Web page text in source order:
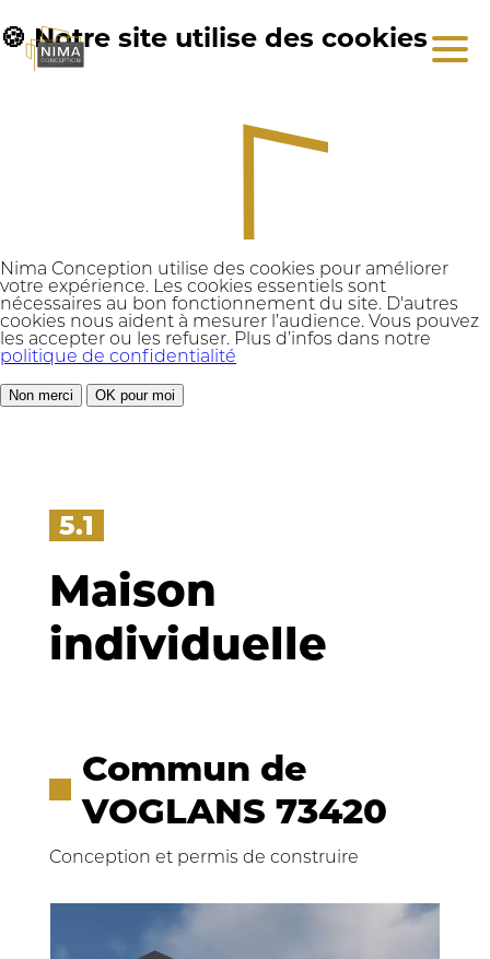
🍪 Notre site utilise des cookies
Nima Conception utilise des cookies pour améliorer
votre expérience. Les cookies essentiels sont
nécessaires au bon fonctionnement du site. D'autres
cookies nous aident à mesurer l’audience. Vous pouvez
les accepter ou les refuser. Plus d’infos dans notre
politique de confidentialité
Non merci OK pour moi
5.1
Maison
individuelle
Commun de
VOGLANS 73420
Conception et permis de construire